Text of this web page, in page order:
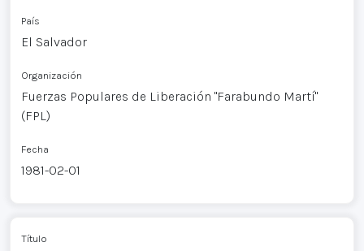
País
El Salvador
Organización
Fuerzas Populares de Liberación "Farabundo Martí"
(FPL)
Fecha
1981-02-01
Título